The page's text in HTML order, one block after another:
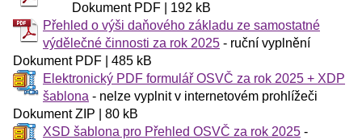
Dokument PDF | 192 kB
Přehled o výši daňového základu ze samostatné
výdělečné činnosti za rok 2025 - ruční vyplnění
Dokument PDF | 485 kB
Elektronický PDF formulář OSVČ za rok 2025 + XDP
šablona - nelze vyplnit v internetovém prohlížeči
Dokument ZIP | 80 kB
XSD šablona pro Přehled OSVČ za rok 2025 -